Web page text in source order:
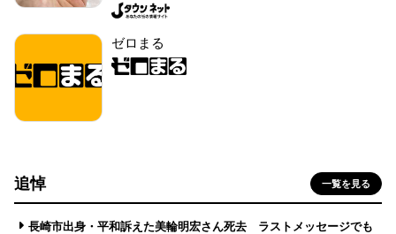
ゼロまる
追悼 一覧を見る
長崎市出身・平和訴えた美輪明宏さん死去 ラストメッセージでも